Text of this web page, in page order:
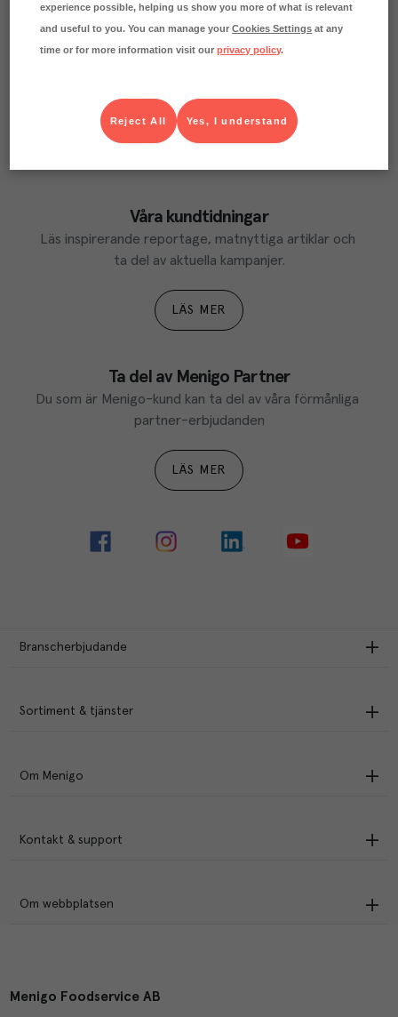
Våra kundtidningar
Läs inspirerande reportage, matnyttiga artiklar och
ta del av aktuella kampanjer.
LÄS MER
Ta del av Menigo Partner
Du som är Menigo-kund kan ta del av våra förmånliga
partner-erbjudanden
LÄS MER
Branscherbjudande
Sortiment & tjänster
Om Menigo
Kontakt & support
Om webbplatsen
Menigo Foodservice AB
experience possible, helping us show you more of what is relevant
and useful to you. You can manage yourCookies Settings at any
time or for more information visit ourprivacy policy.
Yes, I understand
Reject All